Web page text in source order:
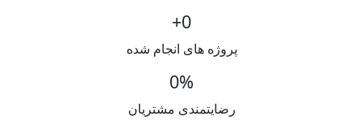
0
+
پروژه های انجام شده
0%
رضایتمندی مشتریان